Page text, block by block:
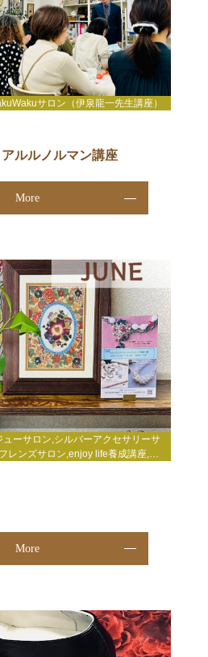
サロン（伊泉龍一先生講座）
ルルノルマン講座
More
ーサロン,シルバーアクセサリーサ
レンズサロン,enjoy life養成講座,自
More